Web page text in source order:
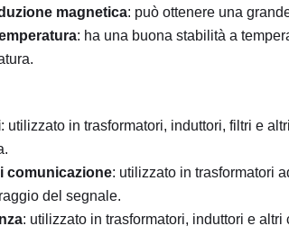
magnetica: può ottenere una
: ha una buona stabilità a
: utilizzato in trasformatori, induttori, filtri e
comunicazione: utilizzato in trasformatori
del segnale.
: utilizzato in trasformatori, induttori e